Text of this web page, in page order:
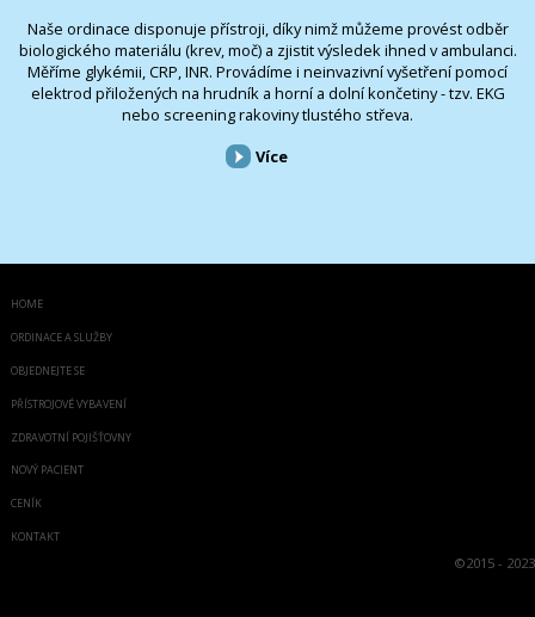
Naše ordinace disponuje přístroji, díky nimž můžeme provést odběr
biologického materiálu (krev, moč) a zjistit výsledek ihned v ambulanci.
Měříme glykémii, CRP, INR. Provádíme i neinvazivní vyšetření pomocí
elektrod přiložených na hrudník a horní a dolní končetiny - tzv. EKG
nebo screening rakoviny tlustého střeva.
Více
HOME
ORDINACE A SLUŽBY
OBJEDNEJTE SE
PŘÍSTROJOVÉ VYBAVENÍ
ZDRAVOTNÍ POJIŠŤOVNY
NOVÝ PACIENT
CENÍK
KONTAKT
©2015 - 2023